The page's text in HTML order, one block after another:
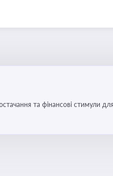
та фінансові стимули